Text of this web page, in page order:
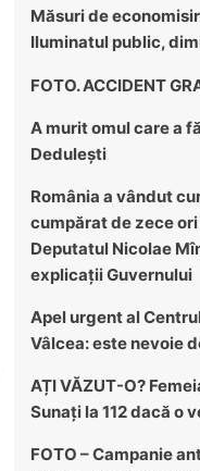
Măsuri de
Iluminatul public,
FOTO. ACCIDENT
A murit omul care a
Dedulești
România a vândut
cumpărat de zece
Deputatul Nicolae
explicații Guvernului
Apel urgent al
Vâlcea: este nevoie
AȚI VĂZUT-O?
Sunați la 112 dacă o
FOTO – Campanie